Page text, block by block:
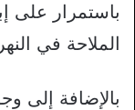
باستمرار على
الملاحة في
بالإضافة إلى